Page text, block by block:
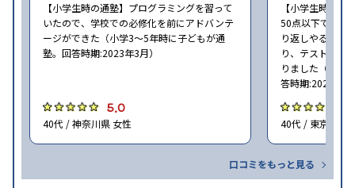
【小学生時の通塾】プログラミングを習って
いたので、学校での必修化を前にアドバンテ
ージができた（小学3〜5年時に子どもが通
塾。回答時期:2023年3月）
5.0
40代 / 神奈川県 女性
【小学生時の通
50点以下でした
り返しやること
り、テストの点
りました（小学
答時期:2023年3
40代 / 東京都 女
口コミをもっと見る